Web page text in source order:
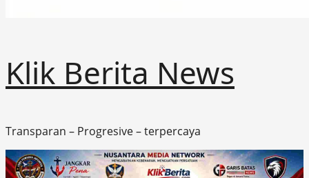
Klik Berita News
Transparan – Progresive – terpercaya